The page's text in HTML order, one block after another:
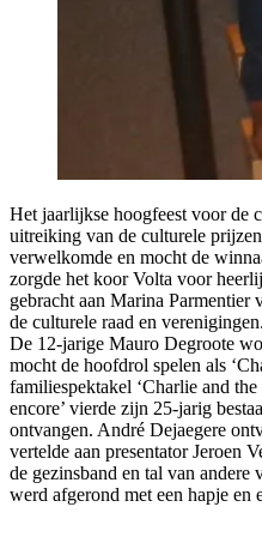
Het jaarlijkse hoogfeest voor de
uitreiking van de culturele
verwelkomde en mocht de
zorgde het koor Volta voor
gebracht aan Marina Parmentier
de culturele raad en verenigingen.
De 12-jarige Mauro Degroote
mocht de hoofdrol spelen als
familiespektakel ‘Charlie and
encore’ vierde zijn 25-jarig
ontvangen. André Dejaegere
vertelde aan presentator Jeroen
de gezinsband en tal van
werd afgerond met een hapje en